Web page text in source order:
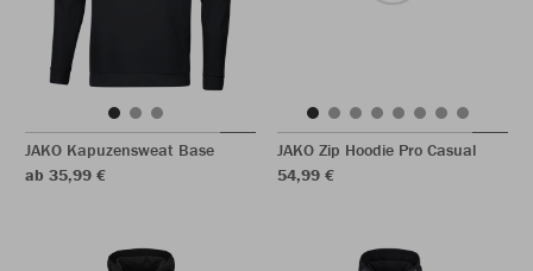
JAKO Kapuzensweat Base
ab 35,99 €
JAKO Zip Hoodie Pro Casual
54,99 €